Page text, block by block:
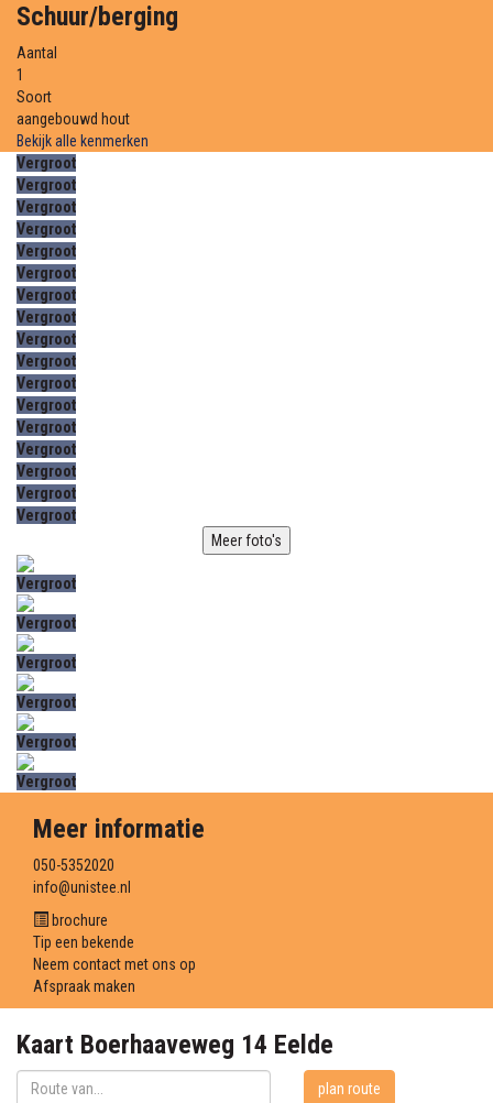
Schuur/berging
Aantal
1
Soort
aangebouwd hout
Bekijk alle kenmerken
Vergroot
Vergroot
Vergroot
Vergroot
Vergroot
Vergroot
Vergroot
Vergroot
Vergroot
Vergroot
Vergroot
Vergroot
Vergroot
Vergroot
Vergroot
Vergroot
Vergroot
Meer foto's
Vergroot
Vergroot
Vergroot
Vergroot
Vergroot
Vergroot
Meer informatie
050-5352020
info@unistee.nl
brochure
Tip een bekende
Neem contact met ons op
Afspraak maken
Kaart Boerhaaveweg 14 Eelde
plan route